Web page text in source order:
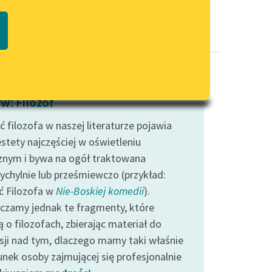
PDF
wrażliwych
Deklaracja dostępności
Filozof
filozofa w naszej literaturze pojawia
najczęściej w oświetleniu
i bywa na ogół traktowana
lub prześmiewczo (przykład:
Filozofa wNie-Boskiej komedii).
jednak te fragmenty, które
o filozofach, zbierając materiał do
nad tym, dlaczego mamy taki właśnie
osoby zajmującej się profesjonalnie